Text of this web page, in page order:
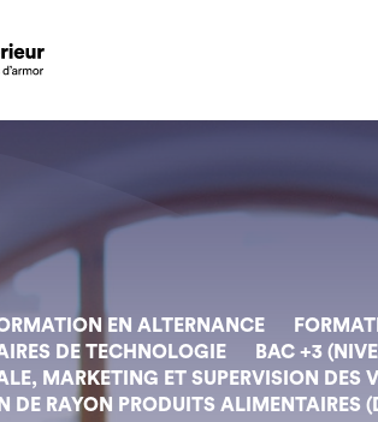
EN ALTERNANCE
DE TECHNOLOGIE
BAC +3
MARKETING ET SUPERVISION DES
DE RAYON PRODUITS ALIMENTAIRES